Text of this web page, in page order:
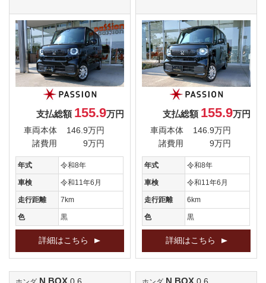
支払総額 155.9万円
車両本体
146.9万円
諸費用
9万円
年式 令和8年
車検 令和11年6月
走行距離 7km
色 黒
詳細はこちら
支払総額 155.9万円
車両本体
146.9万円
諸費用
9万円
年式 令和8年
車検 令和11年6月
走行距離 6km
色 黒
詳細はこちら
N BOX N BOX